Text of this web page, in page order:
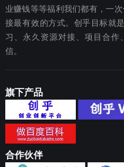
业赚钱等等福利我们都‬有，一
接最有效‬的方式。创乎目标就
习、永久资源对接、项目合作
信。
旗下产品
合作伙伴